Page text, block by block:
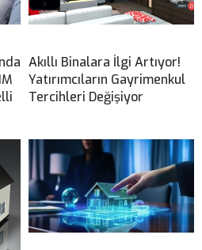
Akıllı Binalara İlgi Artıyor!
Yatırımcıların Gayrimenkul
Tercihleri Değişiyor